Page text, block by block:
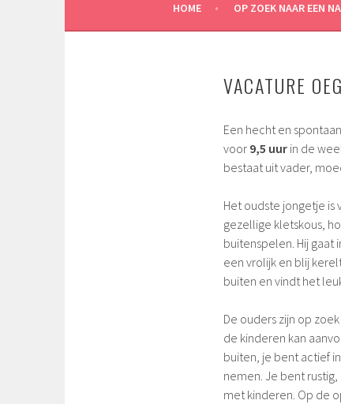
HOME OP ZOEK NAAR EEN
VACATURE
Een hecht en
voor 9,5 uur in de
bestaat uit vader,
Het oudste jongetje is
gezellige kletskous,
buitenspelen. Hij gaat
een vrolijk en blij
buiten en vindt het
De ouders zijn op
de kinderen kan
buiten, je bent actief
nemen. Je bent
met kinderen. Op de